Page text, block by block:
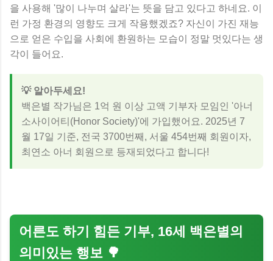
을 사용해 '많이 나누며 살라'는 뜻을 담고 있다고 하네요. 이
런 가정 환경의 영향도 크게 작용했겠죠? 자신이 가진 재능
으로 얻은 수입을 사회에 환원하는 모습이 정말 멋있다는 생
각이 들어요.
💡 알아두세요!
백은별 작가님은 1억 원 이상 고액 기부자 모임인 '아너
소사이어티(Honor Society)'에 가입했어요. 2025년 7
월 17일 기준, 전국 3700번째, 서울 454번째 회원이자,
최연소 아너 회원으로 등재되었다고 합니다!
어른도 하기 힘든 기부, 16세 백은별의
의미있는 행보 🌳